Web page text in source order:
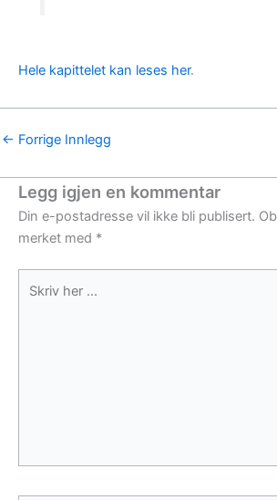
Hele kapittelet kan leses her.
← Forrige Innlegg
Legg igjen en kommentar
Din e-postadresse vil ikke bli publisert.
merket med *
her